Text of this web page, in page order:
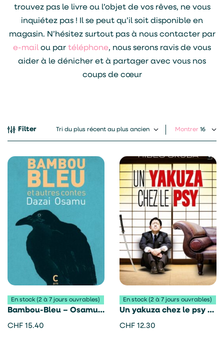
trouvez pas le livre ou l’objet de vos rêves, ne vous
inquiétez pas ! Il se peut qu’il soit disponible en
magasin. N’hésitez surtout pas à nous contacter par
e-mail ou par téléphone, nous serons ravis de vous
aider à le dénicher et à partager avec vous nos
coups de cœur
Filter Montrer
En stock (2 à 7 jours ouvrables)
Bambou-Bleu – Osamu
Dazai
CHF 15.40
En stock (2 à 7 jours ouvrables)
Un yakuza chez le psy –
Hideo Okuda
CHF 12.30